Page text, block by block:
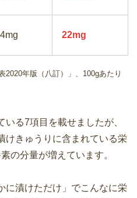
22mg
年版（八訂）」、100gあたり
る7項目を載せましたが、
けきゅうりに含まれている栄
の分量が増えています。
に漬けただけ」でこんなに栄